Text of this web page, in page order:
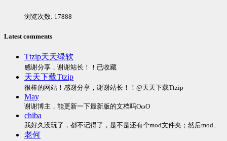
浏览次数: 17888
Latest comments
Ttzip天天绿软
感谢分享，谢谢站长！！已收藏
天天下载Ttzip
很棒的网站！感谢分享，谢谢站长！！@天天下载Ttzip
May
谢谢博主，能更新一下最新版的文档吗OωO
chiba
我好久没玩了，都不记得了，是不是还有个mod文件夹；然后mod...
老何